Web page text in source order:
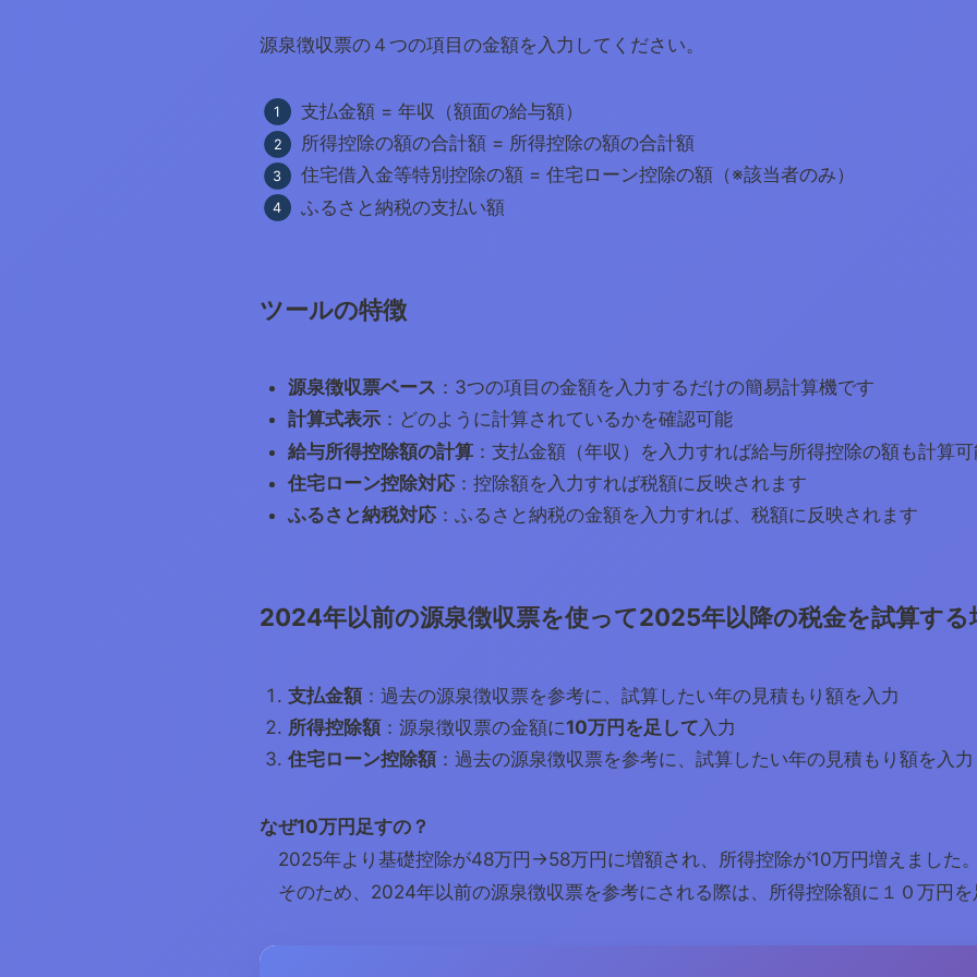
源泉徴収票の４つの項目の金額を入力してください。
支払金額 = 年収（額面の給与額）
所得控除の額の合計額 = 所得控除の額の合計額
住宅借入金等特別控除の額 = 住宅ローン控除の額（※該当者のみ）
ふるさと納税の支払い額
ツールの特徴
源泉徴収票ベース ：3つの項目の金額を入力するだけの簡易計算機です
計算式表示：どのように計算されているかを確認可能
給与所得控除額の計算：支払金額（年収）を入力すれば給与所得控除の額も計算可
住宅ローン控除対応：控除額を入力すれば税額に反映されます
ふるさと納税対応：ふるさと納税の金額を入力すれば、税額に反映されます
2024年以前の源泉徴収票を使って2025年以降の税金を試算する
支払金額：過去の源泉徴収票を参考に、試算したい年の見積もり額を入力
所得控除額：源泉徴収票の金額に10万円を足して 入力
住宅ローン控除額：過去の源泉徴収票を参考に、試算したい年の見積もり額を入力
なぜ10万円足すの？
2025年より基礎控除が48万円→58万円に増額され、所得控除が10万円増えました
そのため、2024年以前の源泉徴収票を参考にされる際は、所得控除額に１０万円